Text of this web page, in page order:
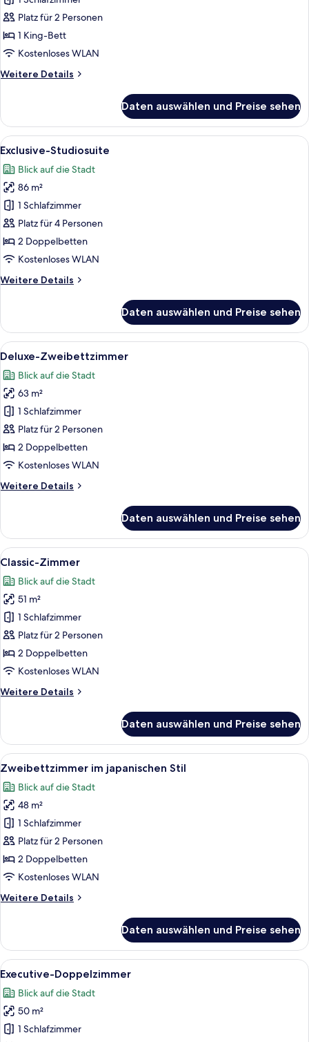
anzeigen
Platz für 2 Personen
1 King-Bett
Kostenloses WLAN
Weitere Details
Weitere
Studiosuite
Daten auswählen und Preise sehen
Alle
Fotos
für
Exclusive-
Studiosuite
anzeigen
Ein modernes Hotelzimmer mit
6
Exclusive-Studiosuite
Blick auf die Stadt
86 m²
1 Schlafzimmer
Platz für 4 Personen
2 Doppelbetten
Kostenloses WLAN
Weitere Details
Weitere
Studiosuite
Daten auswählen und Preise sehen
Alle
Fotos
für
Deluxe-
Zweibettzimmer
anzeigen
Ein modernes Hotelzimmer mit
4
Deluxe-Zweibettzimmer
Blick auf die Stadt
63 m²
1 Schlafzimmer
Platz für 2 Personen
2 Doppelbetten
Kostenloses WLAN
Weitere Details
Weitere
Zweibettzimmer
Daten auswählen und Preise sehen
Alle
Fotos
für
Classic-
Zimmer
anzeigen
Ein Hotelzimmer mit zwei Betten,
5
Classic-Zimmer
Blick auf die Stadt
51 m²
1 Schlafzimmer
Platz für 2 Personen
2 Doppelbetten
Kostenloses WLAN
Weitere Details
Weitere
Zimmer
Daten auswählen und Preise sehen
Alle
Fotos
für
Zweibettzimmer
im
japanischen
Stil
anzeigen
Ein modernes Hotelzimmer mit zwei
5
Zweibettzimmer im japanischen Stil
Blick auf die Stadt
48 m²
1 Schlafzimmer
Platz für 2 Personen
2 Doppelbetten
Kostenloses WLAN
Weitere Details
Weitere
im
japanischen
Stil
Daten auswählen und Preise sehen
Alle
Fotos
für
Executive-
Doppelzimmer
Ein modernes Hotelzimmer mit
3
Executive-Doppelzimmer
Blick auf die Stadt
50 m²
1 Schlafzimmer